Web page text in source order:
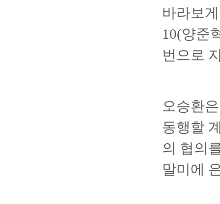
바라보
10(양준
번으로
오승환
동행할
의 협의
말미에